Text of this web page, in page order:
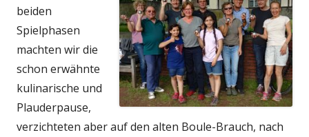
beiden
Spielphasen
machten wir die
schon erwähnte
kulinarische und
Plauderpause,
verzichteten aber auf den alten Boule-Brauch, nach